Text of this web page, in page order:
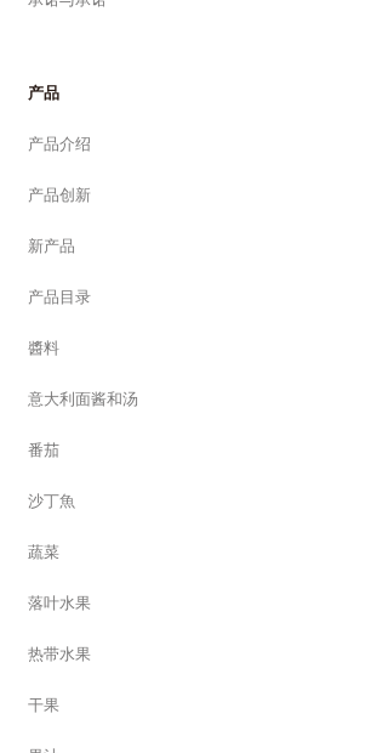
产品
产品介绍
产品创新
新产品
产品目录
醬料
意大利面酱和汤
番茄
沙丁魚
蔬菜
落叶水果
热带水果
干果